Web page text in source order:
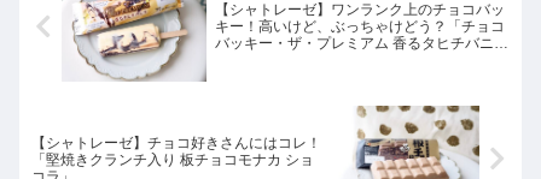
【シャトレーゼ】ワンランク上のチョコバッ
キー！高いけど、ぶっちゃけどう？「チョコ
バッキー・ザ・プレミアム 香るタヒチバニ
【シャトレーゼ】チョコ好きさんにはコレ！
「堅焼きクランチ入り 板チョコモナカ ショ